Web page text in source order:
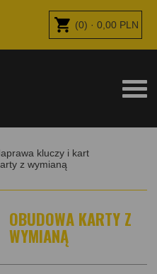
(0) · 0,00 PLN
kluczy i kart
z wymianą
OBUDOWA KARTY Z
WYMIANĄ